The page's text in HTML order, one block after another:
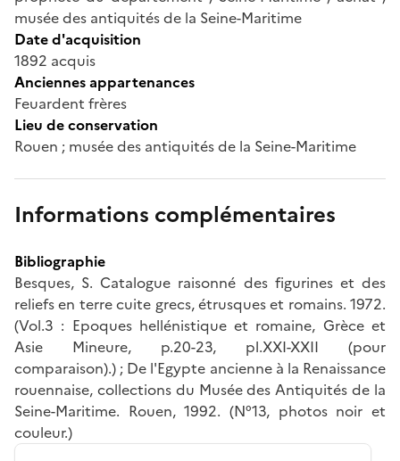
musée des antiquités de la Seine-Maritime
Date d'acquisition
1892 acquis
Anciennes appartenances
Feuardent frères
Lieu de conservation
Rouen ; musée des antiquités de la Seine-Maritime
Informations complémentaires
Bibliographie
Besques, S. Catalogue raisonné des figurines et des
reliefs en terre cuite grecs, étrusques et romains. 1972.
(Vol.3 : Epoques hellénistique et romaine, Grèce et
Asie Mineure, p.20-23, pl.XXI-XXII (pour
comparaison).) ; De l'Egypte ancienne à la Renaissance
rouennaise, collections du Musée des Antiquités de la
Seine-Maritime. Rouen, 1992. (N°13, photos noir et
couleur.)